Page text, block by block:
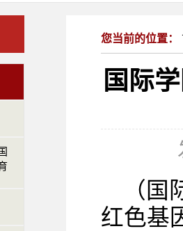
您当前的位置：
国际
（
红色基